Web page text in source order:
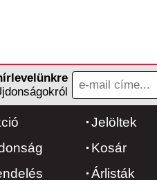
Jelöltek
Kosár
Árlisták